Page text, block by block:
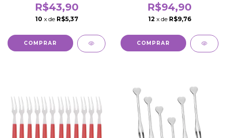
R$43,90
10 x de R$5,37
R$94,90
12 x de R$9,76